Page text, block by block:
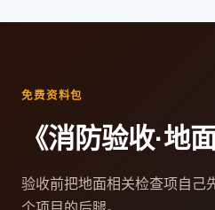
免费资料包
《消防验收·地
验收前把地面相关检查项自己